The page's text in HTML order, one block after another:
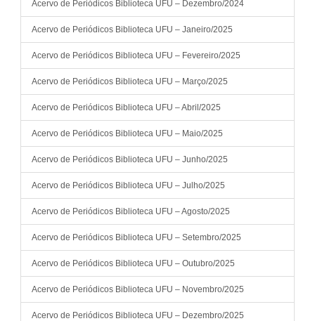
Acervo de Periódicos Biblioteca UFU – Dezembro/2024
Acervo de Periódicos Biblioteca UFU – Janeiro/2025
Acervo de Periódicos Biblioteca UFU – Fevereiro/2025
Acervo de Periódicos Biblioteca UFU – Março/2025
Acervo de Periódicos Biblioteca UFU – Abril/2025
Acervo de Periódicos Biblioteca UFU – Maio/2025
Acervo de Periódicos Biblioteca UFU – Junho/2025
Acervo de Periódicos Biblioteca UFU – Julho/2025
Acervo de Periódicos Biblioteca UFU – Agosto/2025
Acervo de Periódicos Biblioteca UFU – Setembro/2025
Acervo de Periódicos Biblioteca UFU – Outubro/2025
Acervo de Periódicos Biblioteca UFU – Novembro/2025
Acervo de Periódicos Biblioteca UFU – Dezembro/2025